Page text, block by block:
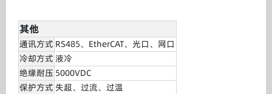
其他
通讯方式 RS485、EtherCAT、光口、网口
冷却方式 液冷
绝缘耐压 5000VDC
保护方式 失超、过流、过温